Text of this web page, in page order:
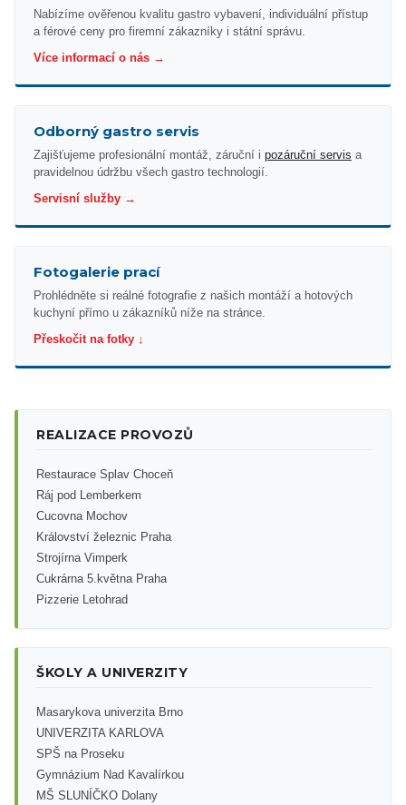
Nabízíme ověřenou kvalitu gastro vybavení, individuální přístup
a férové ceny pro firemní zákazníky i státní správu.
Více informací o nás →
Odborný gastro servis
Zajišťujeme profesionální montáž, záruční i pozáruční servis a
pravidelnou údržbu všech gastro technologií.
Servisní služby →
Fotogalerie prací
Prohlédněte si reálné fotografie z našich montáží a hotových
kuchyní přímo u zákazníků níže na stránce.
Přeskočit na fotky ↓
REALIZACE PROVOZŮ
Restaurace Splav Choceň
Ráj pod Lemberkem
Cucovna Mochov
Království železnic Praha
Strojírna Vimperk
Cukrárna 5.května Praha
Pizzerie Letohrad
ŠKOLY A UNIVERZITY
Masarykova univerzita Brno
UNIVERZITA KARLOVA
SPŠ na Proseku
Gymnázium Nad Kavalírkou
MŠ SLUNÍČKO Dolany